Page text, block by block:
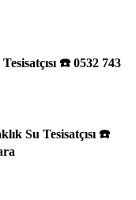
☎️ 0532 743
Su Tesisatçısı ☎️